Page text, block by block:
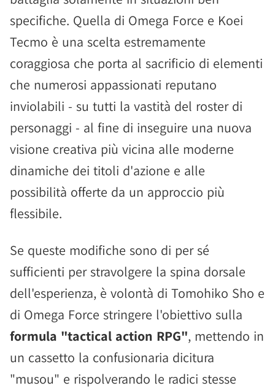
specifiche. Quella di Omega Force e Koei
Tecmo è una scelta estremamente
coraggiosa che porta al sacrificio di elementi
che numerosi appassionati reputano
inviolabili - su tutti la vastità del roster di
personaggi - al fine di inseguire una nuova
visione creativa più vicina alle moderne
dinamiche dei titoli d'azione e alle
possibilità offerte da un approccio più
flessibile.
Se queste modifiche sono di per sé
sufficienti per stravolgere la spina dorsale
dell'esperienza, è volontà di Tomohiko Sho e
di Omega Force stringere l'obiettivo sulla
formula "tactical action RPG", mettendo in
un cassetto la confusionaria dicitura
"musou" e rispolverando le radici stesse